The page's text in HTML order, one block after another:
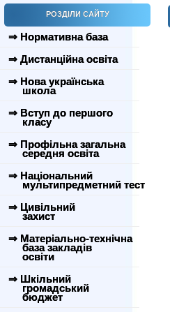
РОЗДІЛИ САЙТУ
⇒ Нормативна база
⇒ Дистанційна освіта
⇒ Нова українська
школа
⇒ Вступ до першого
класу
⇒ Профільна загальна
середня освіта
⇒ Національний
мультипредметний тест
⇒ Цивільний
захист
⇒ Матеріально-технічна
база закладів
освіти
⇒ Шкільний
громадський
бюджет